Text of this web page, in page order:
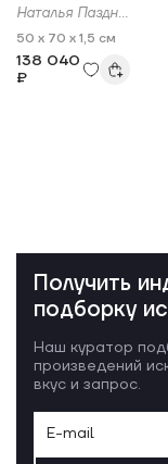
Наталья Паздникова
50 x 70 x 1,5 см
138 040
₽
Получить
подборку
Наш куратор
произведений
вкус и запрос.